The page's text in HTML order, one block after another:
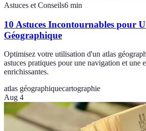
Astuces et Conseils6 min
10 Astuces Incontournables pour
Géographique
Optimisez votre utilisation d'un atlas
astuces pratiques pour une navigation et une
enrichissantes.
atlas géographiquecartographie
Aug 4